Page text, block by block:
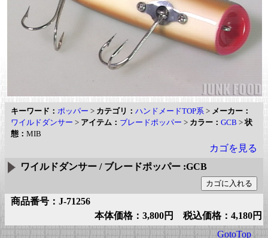
キーワード： ポッパー > カテゴリ： ハンドメードTOP系 > メーカー：
ワイルドダンサー > アイテム： ブレードポッパー > カラー： GCB >状
態： MIB
カゴを見る
ワイルドダンサー / ブレードポッパー :GCB
商品番号：J-71256
本体価格：3,800円 税込価格：4,180円
GotoTop